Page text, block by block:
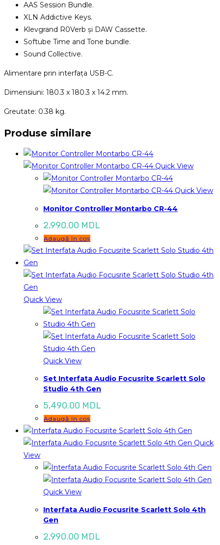
AAS Session Bundle.
XLN Addictive Keys.
Klevgrand R0Verb și DAW Cassette.
Softube Time and Tone bundle.
Sound Collective.
Alimentare prin interfața USB-C.
Dimensiuni: 180.3 x 180.3 x 14.2 mm.
Greutate: 0.38 kg.
Produse similare
Quick View
Quick View
Monitor Controller Montarbo CR-44
2,990.00 MDL
Adaugă în coș
Quick View
Quick View
Set Interfata Audio Focusrite Scarlett Solo
Studio 4th Gen
5,490.00 MDL
Adaugă în coș
Quick
View
Quick View
Interfata Audio Focusrite Scarlett Solo 4th
Gen
2,990.00 MDL